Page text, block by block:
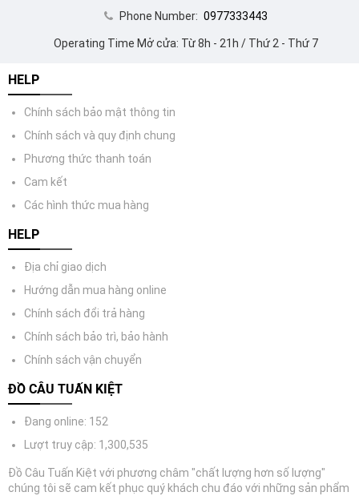
Phone Number: 0977333443
Operating Time Mở cửa: Từ 8h - 21h / Thứ 2 - Thứ 7
HELP
Chính sách bảo mật thông tin
Chính sách và quy định chung
Phương thức thanh toán
Cam kết
Các hình thức mua hàng
HELP
Địa chỉ giao dịch
Hướng dẫn mua hàng online
Chính sách đổi trả hàng
Chính sách bảo trì, bảo hành
Chính sách vận chuyển
ĐỒ CÂU TUẤN KIỆT
Đang online: 152
Lượt truy cập: 1,300,535
Đồ Câu Tuấn Kiệt với phương châm "chất lượng hơn số lượng"
chúng tôi sẽ cam kết phục quý khách chu đáo với những sản phẩm